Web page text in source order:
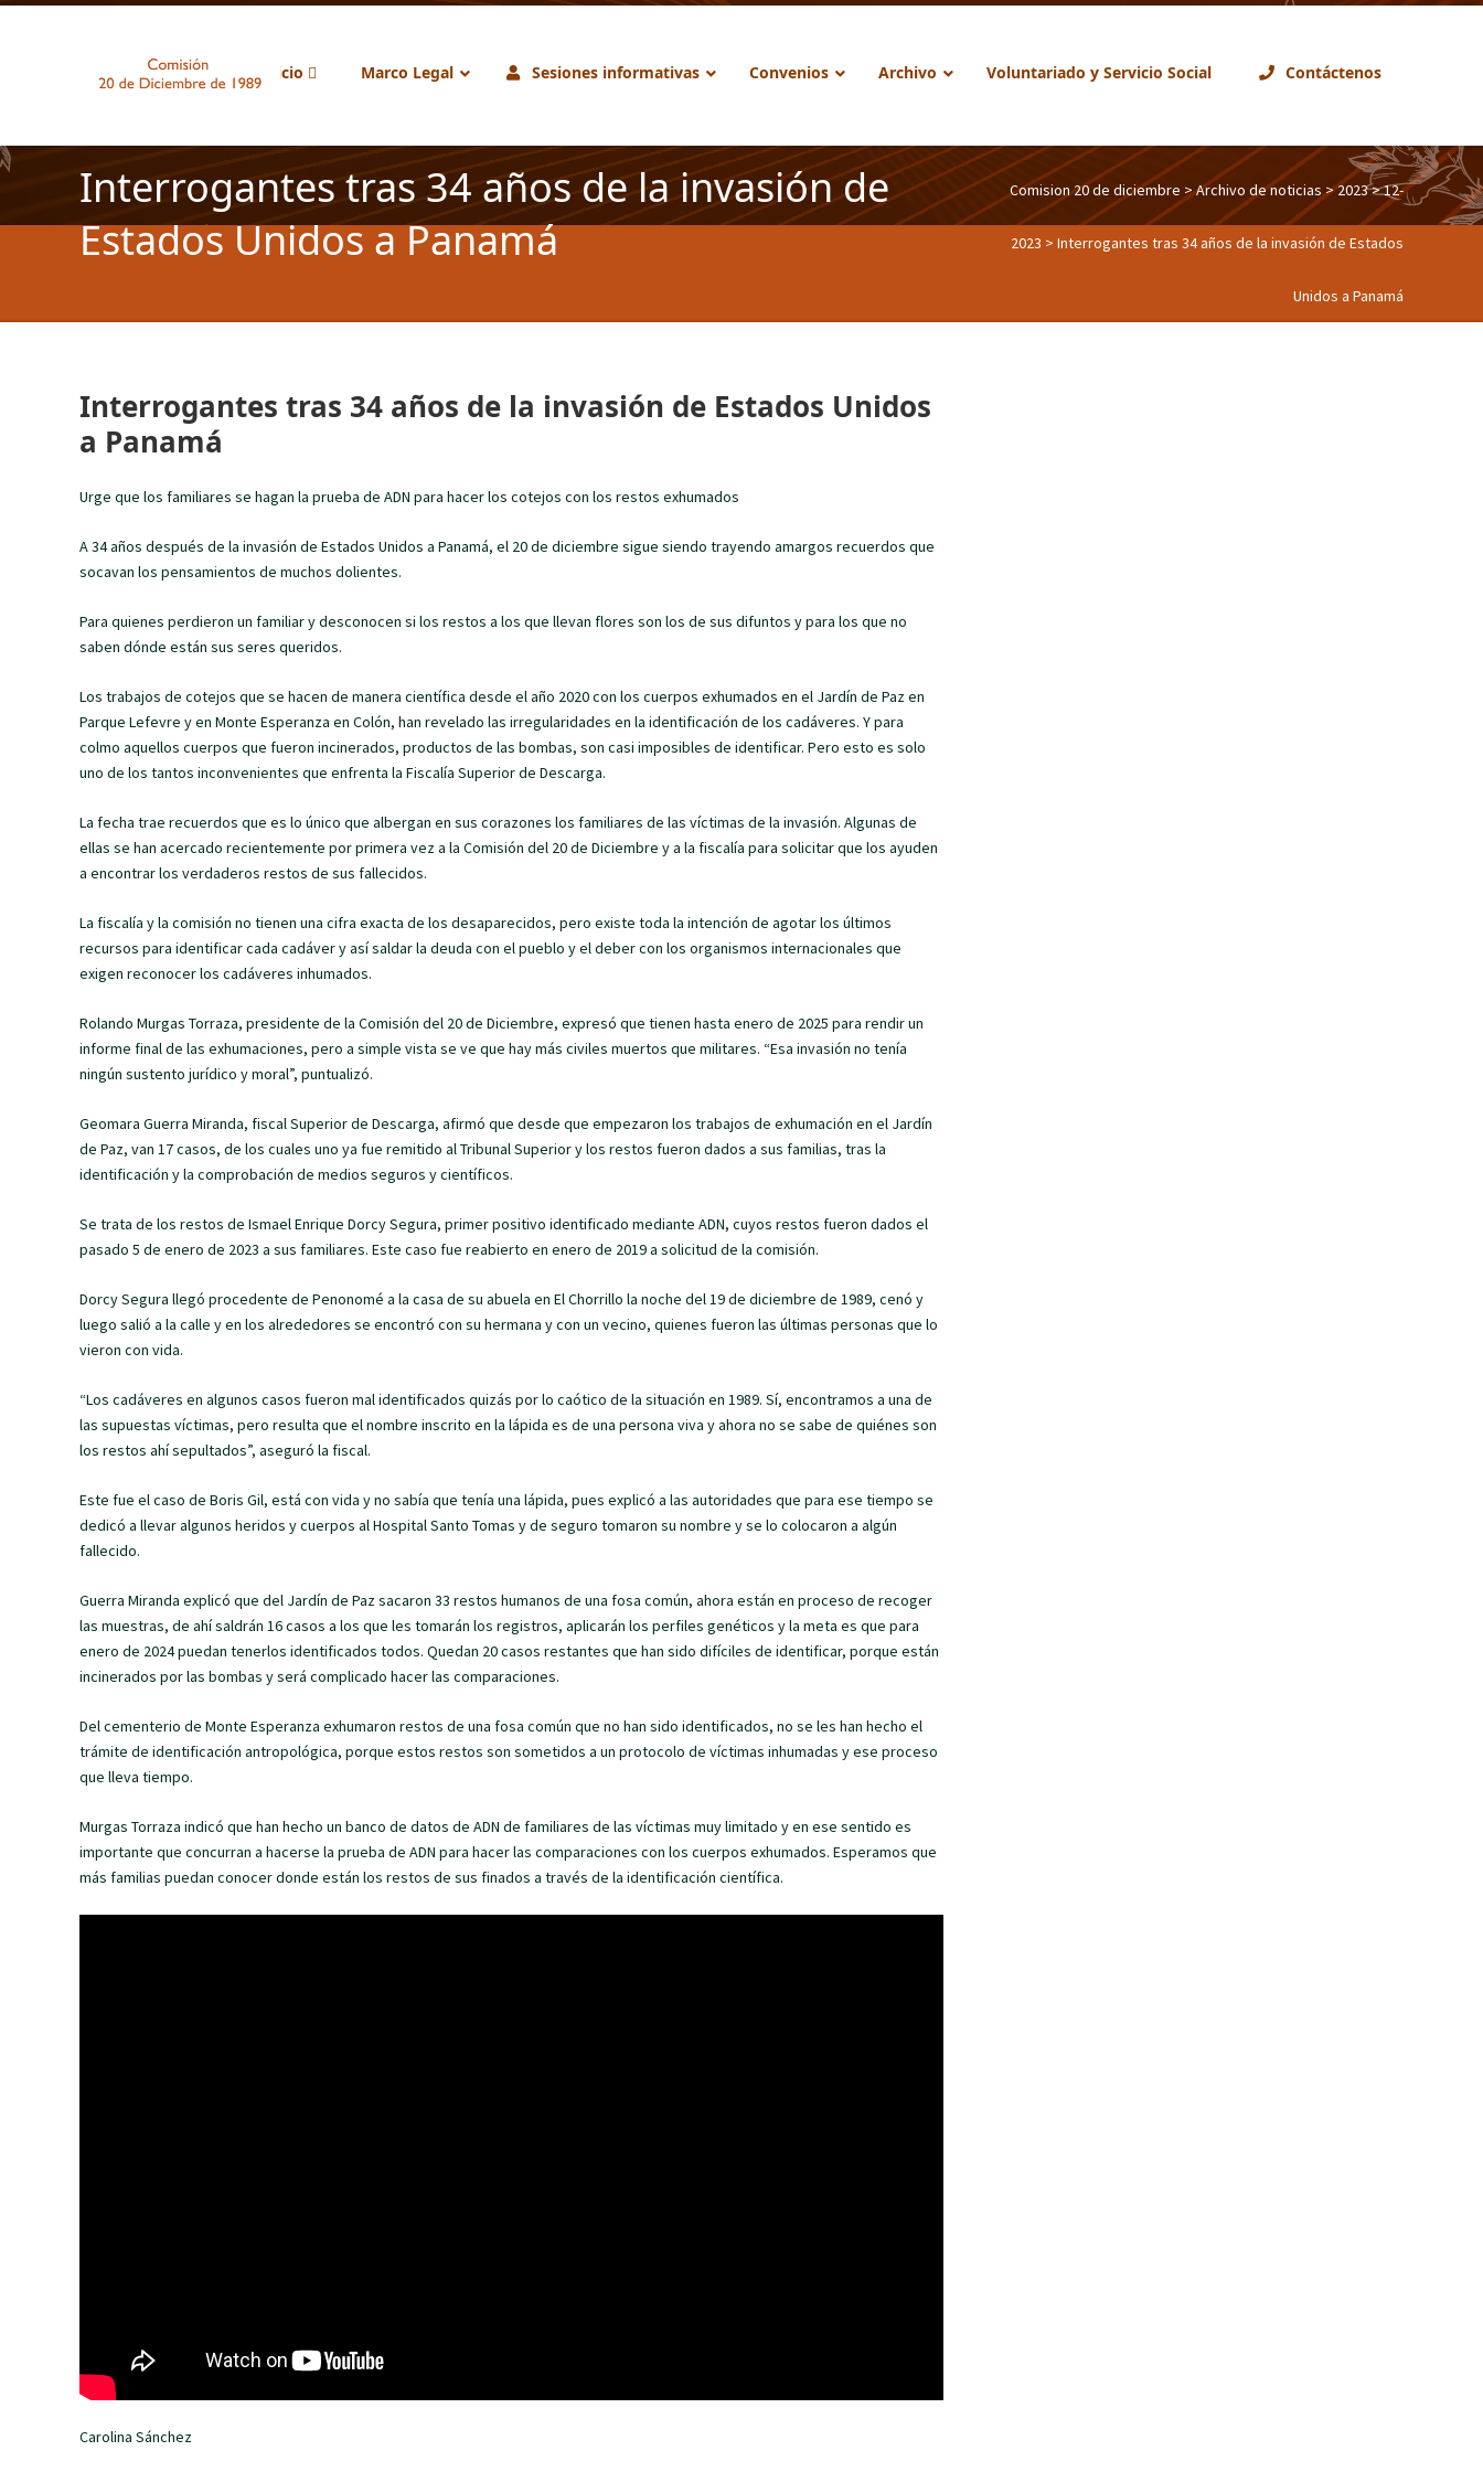
Inicio Marco Legal Sesiones informativas Convenios Archivo Voluntariado y Servicio Social Contáctenos
Interrogantes tras 34 años de la invasión de
Estados Unidos a Panamá
Comision 20 de diciembre >Archivo de noticias>2023>12-
2023 > Interrogantes tras 34 años de la invasión de Estados
Unidos a Panamá
Interrogantes tras 34 años de la invasión de Estados Unidos
a Panamá
Urge que los familiares se hagan la prueba de ADN para hacer los cotejos con los restos exhumados
A 34 años después de la invasión de Estados Unidos a Panamá, el 20 de diciembre sigue siendo trayendo amargos recuerdos que
socavan los pensamientos de muchos dolientes.
Para quienes perdieron un familiar y desconocen si los restos a los que llevan flores son los de sus difuntos y para los que no
saben dónde están sus seres queridos.
Los trabajos de cotejos que se hacen de manera científica desde el año 2020 con los cuerpos exhumados en el Jardín de Paz en
Parque Lefevre y en Monte Esperanza en Colón, han revelado las irregularidades en la identificación de los cadáveres. Y para
colmo aquellos cuerpos que fueron incinerados, productos de las bombas, son casi imposibles de identificar. Pero esto es solo
uno de los tantos inconvenientes que enfrenta la Fiscalía Superior de Descarga.
La fecha trae recuerdos que es lo único que albergan en sus corazones los familiares de las víctimas de la invasión. Algunas de
ellas se han acercado recientemente por primera vez a la Comisión del 20 de Diciembre y a la fiscalía para solicitar que los ayuden
a encontrar los verdaderos restos de sus fallecidos.
La fiscalía y la comisión no tienen una cifra exacta de los desaparecidos, pero existe toda la intención de agotar los últimos
recursos para identificar cada cadáver y así saldar la deuda con el pueblo y el deber con los organismos internacionales que
exigen reconocer los cadáveres inhumados.
Rolando Murgas Torraza, presidente de la Comisión del 20 de Diciembre, expresó que tienen hasta enero de 2025 para rendir un
informe final de las exhumaciones, pero a simple vista se ve que hay más civiles muertos que militares. “Esa invasión no tenía
ningún sustento jurídico y moral”, puntualizó.
Geomara Guerra Miranda, fiscal Superior de Descarga, afirmó que desde que empezaron los trabajos de exhumación en el Jardín
de Paz, van 17 casos, de los cuales uno ya fue remitido al Tribunal Superior y los restos fueron dados a sus familias, tras la
identificación y la comprobación de medios seguros y científicos.
Se trata de los restos de Ismael Enrique Dorcy Segura, primer positivo identificado mediante ADN, cuyos restos fueron dados el
pasado 5 de enero de 2023 a sus familiares. Este caso fue reabierto en enero de 2019 a solicitud de la comisión.
Dorcy Segura llegó procedente de Penonomé a la casa de su abuela en El Chorrillo la noche del 19 de diciembre de 1989, cenó y
luego salió a la calle y en los alrededores se encontró con su hermana y con un vecino, quienes fueron las últimas personas que lo
vieron con vida.
“Los cadáveres en algunos casos fueron mal identificados quizás por lo caótico de la situación en 1989. Sí, encontramos a una de
las supuestas víctimas, pero resulta que el nombre inscrito en la lápida es de una persona viva y ahora no se sabe de quiénes son
los restos ahí sepultados”, aseguró la fiscal.
Este fue el caso de Boris Gil, está con vida y no sabía que tenía una lápida, pues explicó a las autoridades que para ese tiempo se
dedicó a llevar algunos heridos y cuerpos al Hospital Santo Tomas y de seguro tomaron su nombre y se lo colocaron a algún
fallecido.
Guerra Miranda explicó que del Jardín de Paz sacaron 33 restos humanos de una fosa común, ahora están en proceso de recoger
las muestras, de ahí saldrán 16 casos a los que les tomarán los registros, aplicarán los perfiles genéticos y la meta es que para
enero de 2024 puedan tenerlos identificados todos. Quedan 20 casos restantes que han sido difíciles de identificar, porque están
incinerados por las bombas y será complicado hacer las comparaciones.
Del cementerio de Monte Esperanza exhumaron restos de una fosa común que no han sido identificados, no se les han hecho el
trámite de identificación antropológica, porque estos restos son sometidos a un protocolo de víctimas inhumadas y ese proceso
que lleva tiempo.
Murgas Torraza indicó que han hecho un banco de datos de ADN de familiares de las víctimas muy limitado y en ese sentido es
importante que concurran a hacerse la prueba de ADN para hacer las comparaciones con los cuerpos exhumados. Esperamos que
más familias puedan conocer donde están los restos de sus finados a través de la identificación científica.
Carolina Sánchez